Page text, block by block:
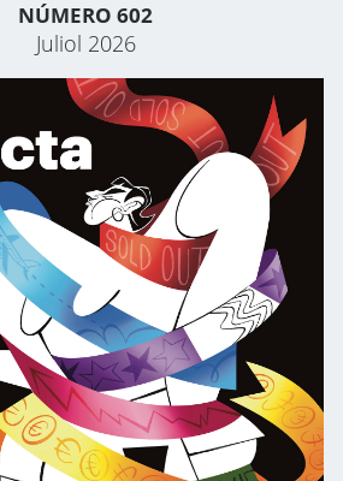
NÚMERO 602
Juliol 2026